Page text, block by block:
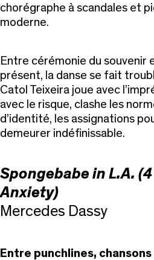
chorégraphe à scandales et
moderne.
Entre cérémonie du souvenir
présent, la danse se fait
Catol Teixeira joue avec
avec le risque, clashe les
d’identité, les assignations
demeurer indéfinissable.
Spongebabe in L.A. (4
Anxiety)
Mercedes Dassy
Entre punchlines,